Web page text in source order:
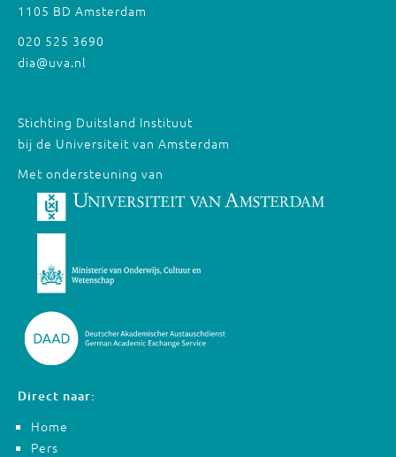
1105 BD Amsterdam
020 525 3690
dia@uva.nl
Stichting Duitsland Instituut
bij de Universiteit van Amsterdam
Met ondersteuning van
Direct naar:
Home
Pers